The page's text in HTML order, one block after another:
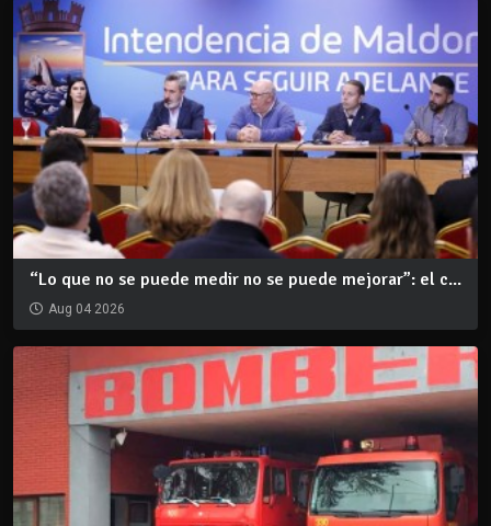
“Lo que no se puede medir no se puede mejorar”: el c...
Aug 04 2026